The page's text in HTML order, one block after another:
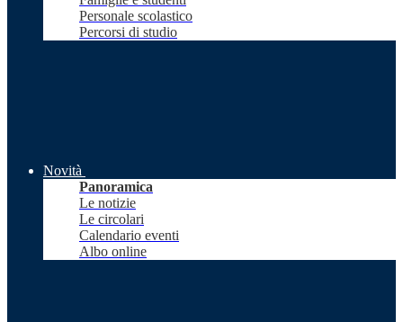
Personale scolastico
Percorsi di studio
Novità
Panoramica
Le notizie
Le circolari
Calendario eventi
Albo online